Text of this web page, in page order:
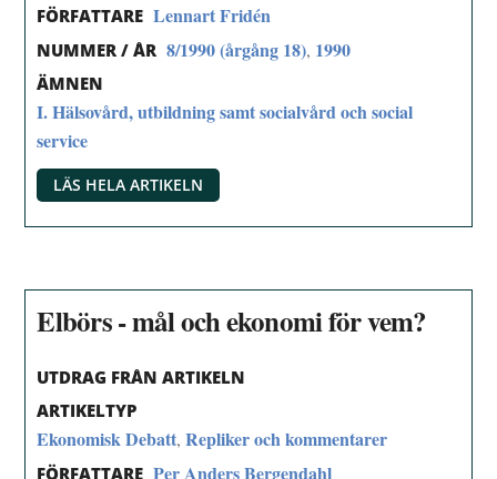
FÖRFATTARE Lennart Fridén
NUMMER / ÅR 8/1990 (årgång 18), 1990
ÄMNEN
I. Hälsovård, utbildning samt socialvård och social
service
LÄS HELA ARTIKELN
Elbörs - mål och ekonomi för vem?
UTDRAG FRÅN ARTIKELN
ARTIKELTYP
Ekonomisk Debatt,Repliker och kommentarer
FÖRFATTARE Per Anders Bergendahl